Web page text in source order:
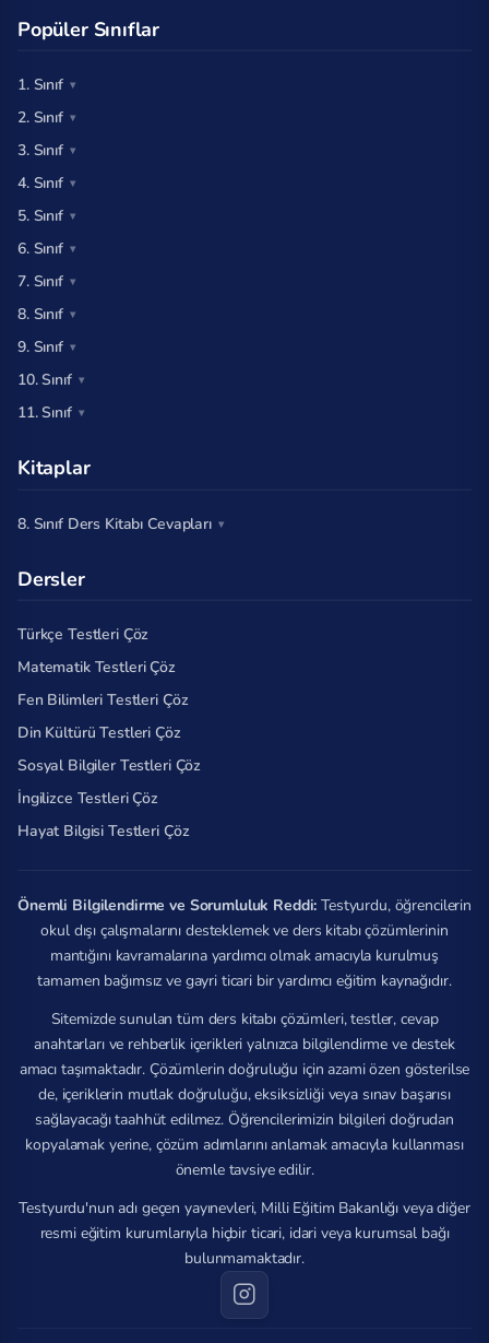
Popüler Sınıflar
1. Sınıf
2. Sınıf
3. Sınıf
4. Sınıf
5. Sınıf
6. Sınıf
7. Sınıf
8. Sınıf
9. Sınıf
10. Sınıf
11. Sınıf
Kitaplar
8. Sınıf Ders Kitabı Cevapları
Dersler
Türkçe Testleri Çöz
Matematik Testleri Çöz
Fen Bilimleri Testleri Çöz
Din Kültürü Testleri Çöz
Sosyal Bilgiler Testleri Çöz
İngilizce Testleri Çöz
Hayat Bilgisi Testleri Çöz
Önemli Bilgilendirme ve Sorumluluk Reddi: Testyurdu, öğrencilerin
okul dışı çalışmalarını desteklemek ve ders kitabı çözümlerinin
mantığını kavramalarına yardımcı olmak amacıyla kurulmuş
tamamen bağımsız ve gayri ticari bir yardımcı eğitim kaynağıdır.
Sitemizde sunulan tüm ders kitabı çözümleri, testler, cevap
anahtarları ve rehberlik içerikleri yalnızca bilgilendirme ve destek
amacı taşımaktadır. Çözümlerin doğruluğu için azami özen gösterilse
de, içeriklerin mutlak doğruluğu, eksiksizliği veya sınav başarısı
sağlayacağı taahhüt edilmez. Öğrencilerimizin bilgileri doğrudan
kopyalamak yerine, çözüm adımlarını anlamak amacıyla kullanması
önemle tavsiye edilir.
Testyurdu'nun adı geçen yayınevleri, Milli Eğitim Bakanlığı veya diğer
resmi eğitim kurumlarıyla hiçbir ticari, idari veya kurumsal bağı
bulunmamaktadır.